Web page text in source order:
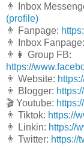
👨 Inbox
(profile)
👨 Fanpage:
👨 Inbox Fanpage:
👨👩 Group FB:
https://
👨 Website:
👨 Blogger:
🎬 Youtube:
👨 Tiktok: https://
👨 Linkin: https://
👨 Twitter: https://